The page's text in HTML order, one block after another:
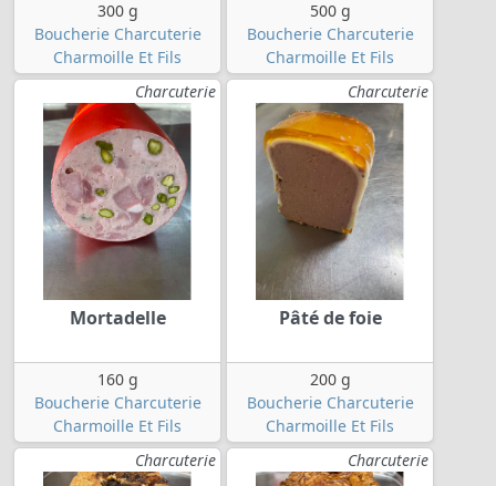
300 g
Boucherie Charcuterie
Charmoille Et Fils
500 g
Boucherie Charcuterie
Charmoille Et Fils
Charcuterie
Mortadelle
160 g
Boucherie Charcuterie
Charmoille Et Fils
Charcuterie
Pâté de foie
200 g
Boucherie Charcuterie
Charmoille Et Fils
Charcuterie
Charcuterie